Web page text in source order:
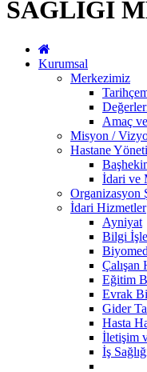
SAĞLIĞI
Kurumsal
Merkezimiz
Amaç
Misyon /
Hastane
İdari ve
Organizasyon
İdari Hizmetler
Ayniyat
Bilgi
Çalışan
Eğitim
Evrak
Gider
Hasta
İletişim
İş